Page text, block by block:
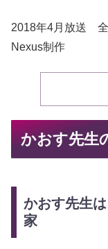
2018年4月放送
Nexus制作
かおす先生
かおす先生
家